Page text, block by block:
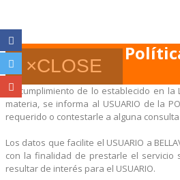
×CLOSE
En cumplimiento de lo establecido en
materia, se informa al USUARIO de la
requerido o contestarle a alguna
Los datos que facilite el USUARIO a
con la finalidad de prestarle el servicio
resultar de interés para el USUARIO.